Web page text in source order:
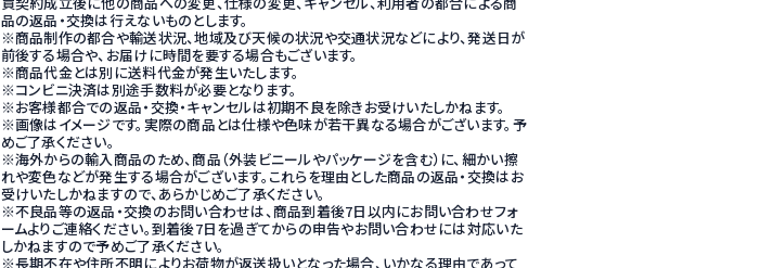
品の返品・交換は行えないものとします。
※商品制作の都合や輸送状況、地域及び天候の状況や交通状況などにより、発送日が
前後する場合や、お届けに時間を要する場合もございます。
※商品代金とは別に送料代金が発生いたします。
※コンビニ決済は別途手数料が必要となります。
※お客様都合での返品・交換・キャンセルは初期不良を除きお受けいたしかねます。
※画像はイメージです。実際の商品とは仕様や色味が若干異なる場合がございます。予
めご了承ください。
※海外からの輸入商品のため、商品（外装ビニールやパッケージを含む）に、細かい擦
れや変色などが発生する場合がございます。これらを理由とした商品の返品・交換はお
受けいたしかねますので、あらかじめご了承ください。
※不良品等の返品・交換のお問い合わせは、商品到着後7日以内にお問い合わせフォ
ームよりご連絡ください。到着後7日を過ぎてからの申告やお問い合わせには対応いた
しかねますので予めご了承ください。
※長期不在や住所不明によりお荷物が返送扱いとなった場合、いかなる理由であって